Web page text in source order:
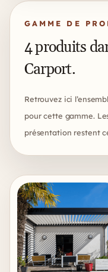
GAMME DE
4 produits
Carport.
Retrouvez ici
pour cette gamme.
présentation restent
Les produits